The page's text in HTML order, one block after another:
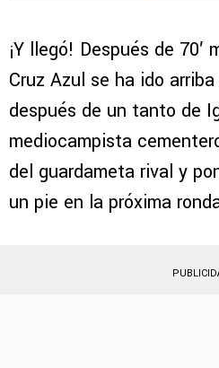
¡Y llegó! Después de
Cruz Azul se ha ido
después de un tanto de
mediocampista
del guardameta rival y
un pie en la próxima